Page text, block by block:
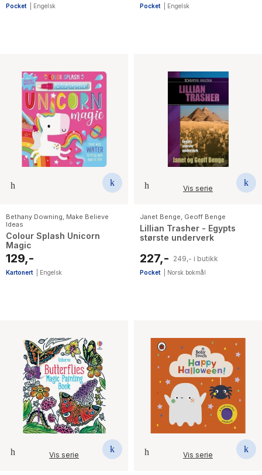
Pocket Engelsk Pocket Engelsk
Bethany Downing, Make Believe
Ideas
Colour Splash Unicorn
Magic
129,-
Kartonert Engelsk
Vis serie
Janet Benge, Geoff Benge
Lillian Trasher - Egypts
største underverk
227,- 249,- i butikk
Pocket Norsk bokmål
Vis serie Vis serie